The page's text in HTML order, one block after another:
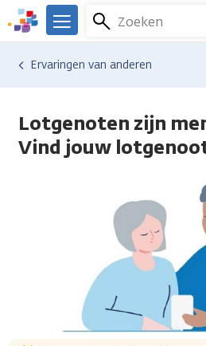
Overslaan
en
naar
We
er
Kanker.nl
Zoeken
Menu
Ervaringen van anderen
Lotgenoten zijn
Vind jouw